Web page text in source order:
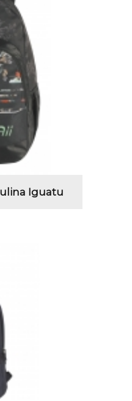
Iguatu